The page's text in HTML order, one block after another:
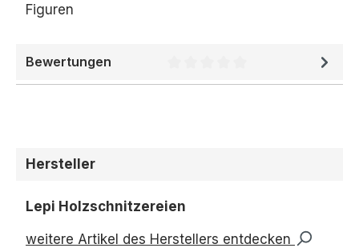
Figuren
Bewertungen
Durchschnittliche Bewertung
Hersteller
Lepi Holzschnitzereien
weitere Artikel des Herstellers entdecken